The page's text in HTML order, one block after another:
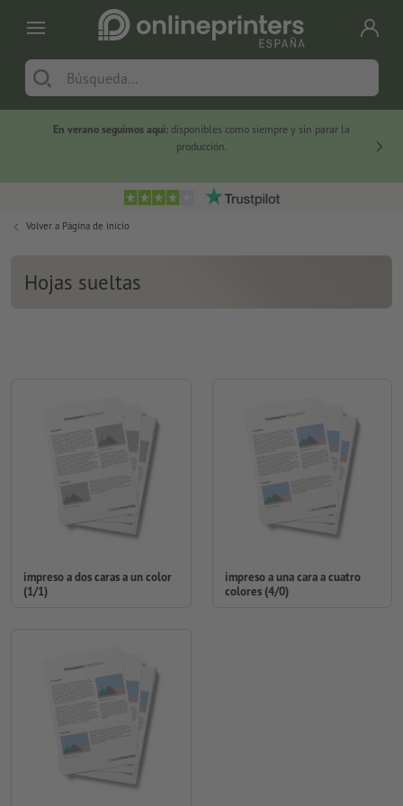
En verano seguimos aquí: disponibles como siempre y sin parar la
producción.
Volver a Página de inicio
Hojas sueltas
impreso a dos caras a un color
(1/1)
impreso a una cara a cuatro
colores (4/0)